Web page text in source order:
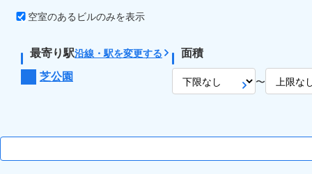
空室のあるビルのみを表示
最寄り駅沿線・駅を変更する
芝公園
面積
〜